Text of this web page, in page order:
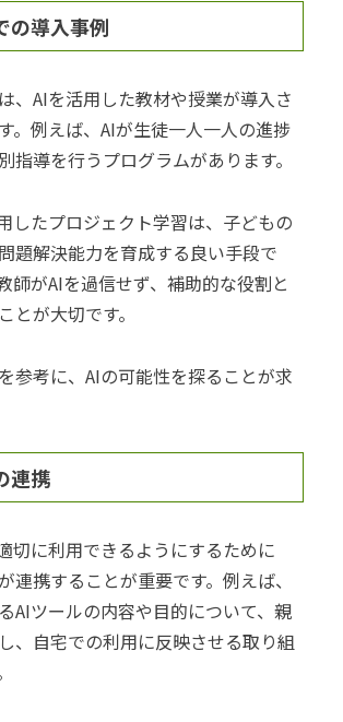
の導入事例
、AIを活用した教材や授業が導入さ
。例えば、AIが生徒一人一人の進捗
指導を行うプログラムがあります。
したプロジェクト学習は、子どもの
題解決能力を育成する良い手段で
師がAIを過信せず、補助的な役割と
とが大切です。
参考に、AIの可能性を探ることが求
連携
切に利用できるようにするために
連携することが重要です。例えば、
AIツールの内容や目的について、親
、自宅での利用に反映させる取り組